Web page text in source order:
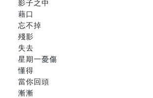
影子之中
藉口
忘不掉
殘影
失去
星期一憂傷
懂得
當你回頭
漸漸